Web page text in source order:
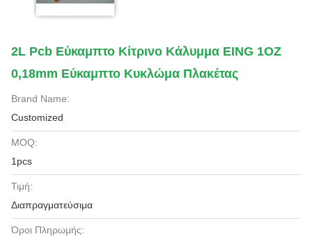
2L Pcb Εύκαμπτο Κίτρινο Κάλυμμα EING 1OZ
0,18mm Εύκαμπτο Κυκλώμα Πλακέτας
Brand Name:
Customized
MOQ:
1pcs
Τιμή:
Διαπραγματεύσιμα
Όροι Πληρωμής: